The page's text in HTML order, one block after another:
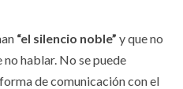
“el silencio noble” y que no
hablar. No se puede
de comunicación con el